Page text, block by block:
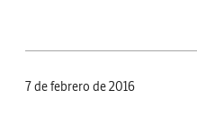
7 de febrero de 2016